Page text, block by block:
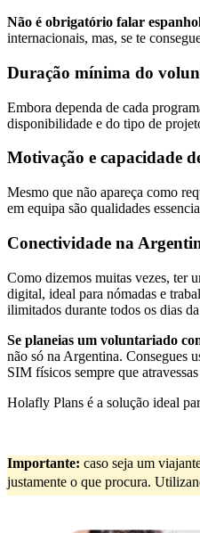
Não é obrigatório falar
internacionais, mas, se te
Duração mínima do
Embora dependa de cada
disponibilidade e do tipo de
Motivação e capacidade
Mesmo que não apareça como
em equipa são qualidades
Conectividade na
Como dizemos muitas vezes, ter
digital, ideal para nómadas e
ilimitados durante todos os dias
Se planeias um voluntariado
não só na Argentina. Consegues
SIM físicos sempre que
Holafly Plans é a solução ideal
Importante: caso seja um
justamente o que procura.